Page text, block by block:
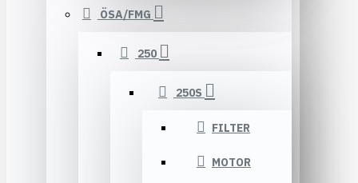
ÖSA/FMG
250
250S
FILTER
MOTOR